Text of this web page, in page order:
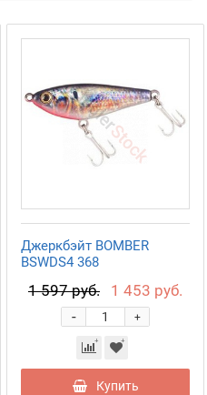
Джеркбэйт BOMBER
BSWDS4 368
1 597 руб. 1 453 руб.
+
-
Купить